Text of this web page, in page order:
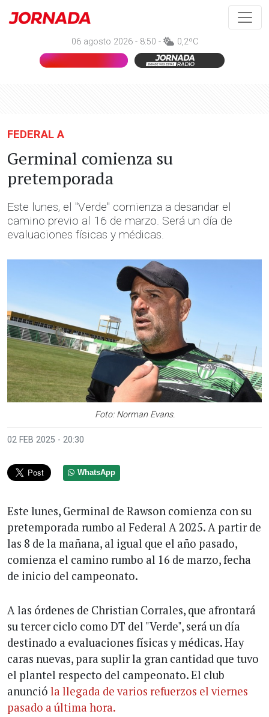
06 agosto 2026 - 8:50 - 0,2ºC
FEDERAL A
Germinal comienza su
pretemporada
Este lunes, el "Verde" comienza a desandar el
camino previo al 16 de marzo. Será un día de
evaluaciones físicas y médicas.
Foto: Norman Evans.
02 FEB 2025 - 20:30
WhatsApp
Este lunes, Germinal de Rawson comienza con su
pretemporada rumbo al Federal A 2025. A partir de
las 8 de la mañana, al igual que el año pasado,
comienza el camino rumbo al 16 de marzo, fecha
de inicio del campeonato.
A las órdenes de Christian Corrales, que afrontará
su tercer ciclo como DT del "Verde", será un día
destinado a evaluaciones físicas y médicas. Hay
caras nuevas, para suplir la gran cantidad que tuvo
el plantel respecto del campeonato. El club
anunció la llegada de varios refuerzos el viernes
pasado a última hora.